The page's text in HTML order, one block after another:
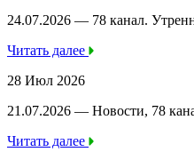
24.07.2026 — 78 канал.
Читать далее
28 Июл 2026
21.07.2026 — Новости, 78
Читать далее